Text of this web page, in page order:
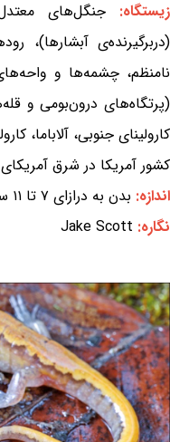
زیستگاه:جنگل‌های
(دربرگیرنده‌ی آبشارها)،
نامنظم، چشمه‌ها و
(پرتگاه‌های درون‌بومی و
کارولینای جنوبی، آلاباما،
کشور آمریکا در شرق
اندازه: بدن به درازای ۷ تا ۱۱ سانتی‌متر، دُم یک دوم درازای بدن
نگاره: Jake Scott